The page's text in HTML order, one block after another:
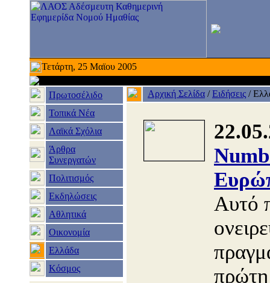
Τετάρτη, 25 Μαϊου 2005
Πρωτοσέλιδο
Τοπικά Νέα
Λαϊκά Σχόλια
Άρθρα
Συνεργατών
Πολιτισμός
Εκδηλώσεις
Αθλητικά
Οικονομία
Ελλάδα
Κόσμος
Αρχική Σελίδα /Ειδήσεις /
Αυτό